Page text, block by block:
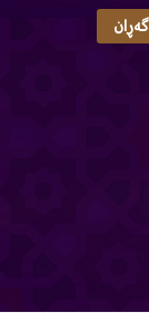
گەڕان